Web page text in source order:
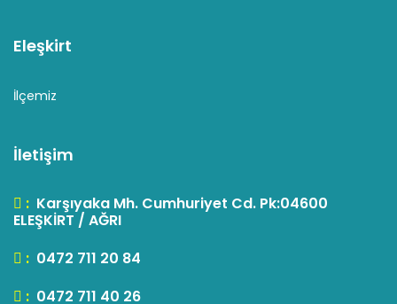
Eleşkirt
İlçemiz
İletişim
: Karşıyaka Mh. Cumhuriyet Cd. Pk:04600
ELEŞKİRT / AĞRI
: 0472 711 20 84
: 0472 711 40 26